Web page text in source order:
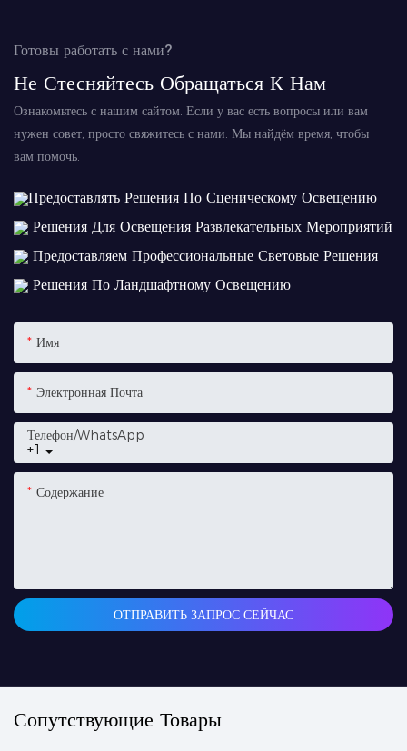
Готовы работать с нами?
Не Стесняйтесь Обращаться К Нам
Ознакомьтесь с нашим сайтом. Если у вас есть вопросы или вам
нужен совет, просто свяжитесь с нами. Мы найдём время, чтобы
вам помочь.
Предоставлять Решения По Сценическому Освещению
Решения Для Освещения Развлекательных Мероприятий
Предоставляем Профессиональные Световые Решения
Решения По Ландшафтному Освещению
Имя
Электронная Почта
+1
Телефон/WhatsApp
Содержание
ОТПРАВИТЬ ЗАПРОС СЕЙЧАС
Сопутствующие Товары